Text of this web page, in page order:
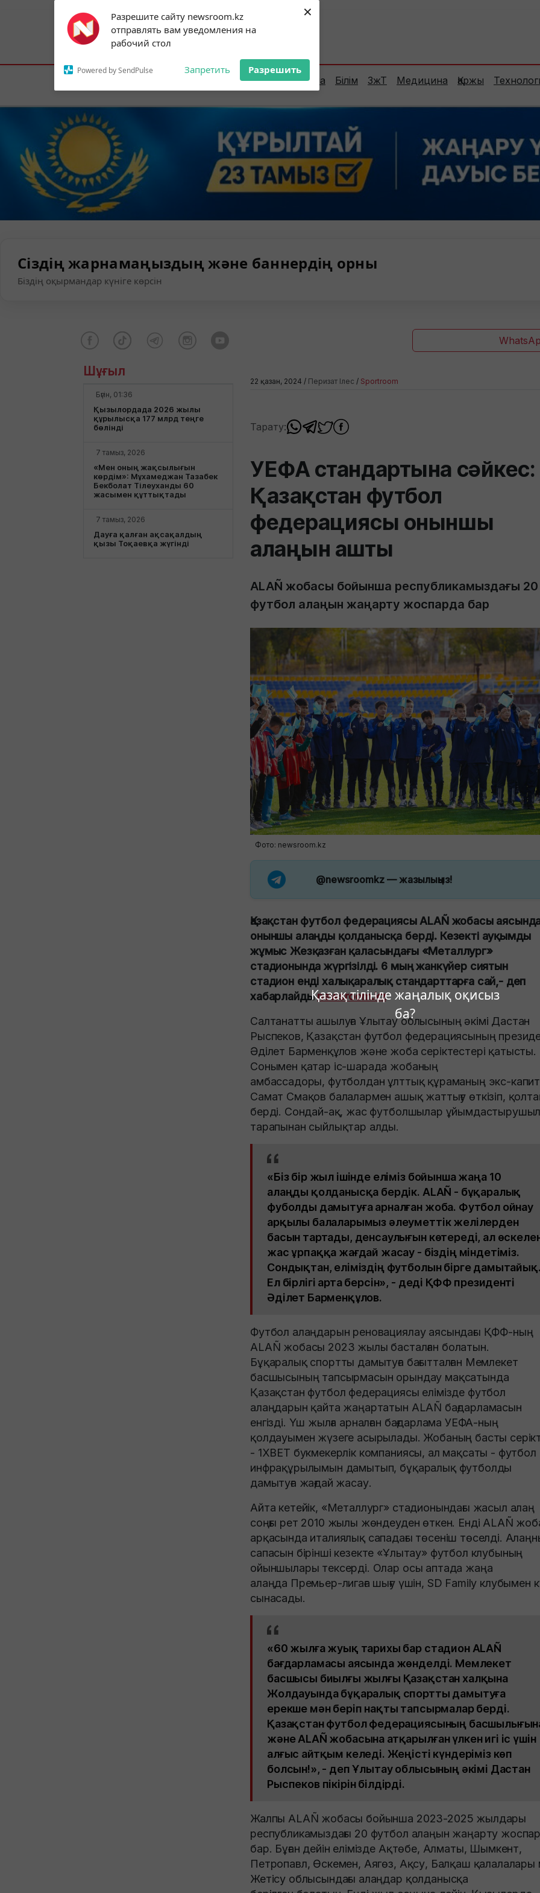
Разрешите сайту newsroom.kz
отправлять вам уведомления на
рабочий стол
Powered by SendPulse Запретить Разрешить
×
Қазақ тілінде жаңалық оқисыз
ба?
Subscribe to our
notifications!
To enable permission prompts, click on
the notification icon
Астана:15°C Алматы:24°C Шымкент:
Елорда Сараптама Білім ЗжТ Медицина Қаржы
Сіздің жарнамаңыздың және баннердің орны
Біздің оқырмандар күніге көрсін
Шұғыл
Бүгін, 01:36
Қызылордада 2026 жылы
құрылысқа 177 млрд теңге
бөлінді
7 тамыз, 2026
«Мен оның жақсылығын
көрдім»: Мұхамеджан Тазабек
Бекболат Тілеуханды 60
жасымен құттықтады
7 тамыз, 2026
Дауға қалған ақсақалдың
қызы Тоқаевқа жүгінді
22 қазан, 2024 / Перизат Ілес / Sportroom
Тарату:
УЕФА стандартына сәйкес:
Қазақстан футбол
федерациясы оныншы
алаңын ашты
ALAÑ жобасы бойынша республикамыздағы 20
футбол алаңын жаңарту жоспарда бар
Фото: newsroom.kz
@newsroomkz— жазылыңыз!
Қазақстан футбол федерациясы ALAÑ жобасы
оныншы алаңды қолданысқа берді. Кезекті ауқымды
жұмыс Жезқазған қаласындағы «Металлург»
стадионында жүргізілді. 6 мың жанкүйер сиятын
стадион енді халықаралық стандарттарға сай,- деп
хабарлайдыnewsroom.kz
Салтанатты ашылуға Ұлытау облысының әкімі Дастан
Рыспеков, Қазақстан футбол федерациясының
Әділет Барменқұлов және жоба серіктестері қатысты.
Сонымен қатар іс-шарада жобаның
амбассадоры, футболдан ұлттық құраманың экс-
Самат Смақов балалармен ашық жаттығу өткізіп,
берді. Сондай-ақ, жас футболшылар
тарапынан сыйлықтар алды.
«Біз бір жыл ішінде еліміз бойынша жаңа 10
алаңды қолданысқа бердік. ALAÑ - бұқаралық
фуболды дамытуға арналған жоба. Футбол ойнау
арқылы балаларымыз әлеуметтік желілерден
басын тартады, денсаулығын көтереді, ал
жас ұрпаққа жағдай жасау - біздің міндетіміз.
Сондықтан, еліміздің футболын бірге дамытайық.
Ел бірлігі арта берсін», - деді ҚФФ президенті
Әділет Барменқұлов.
Футбол алаңдарын реновациялау аясындағы ҚФФ-ның
ALAÑ жобасы 2023 жылы басталған болатын.
Бұқаралық спортты дамытуға бағытталған Мемлекет
басшысының тапсырмасын орындау мақсатында
Қазақстан футбол федерациясы елімізде футбол
алаңдарын қайта жаңартатын ALAÑ бағдарламасын
енгізді. Үш жылға арналған бағдарлама УЕФА-ның
қолдауымен жүзеге асырылады. Жобаның басты
- 1XBET букмекерлік компаниясы, ал мақсаты - футбол
инфрақұрылымын дамытып, бұқаралық футболды
дамытуға жағдай жасау.
Айта кетейік, «Металлург» стадионындағы жасыл алаң
соңғы рет 2010 жылы жөндеуден өткен. Енді ALAÑ
арқасында италиялық сападағы төсеніш төселді.
сапасын бірінші кезекте «Ұлытау» футбол клубының
ойыншылары тексерді. Олар осы аптада жаңа
алаңда Премьер-лигаға шығу үшін, SD Family клубымен
сынасады.
«60 жылға жуық тарихы бар стадион ALAÑ
бағдарламасы аясында жөнделді. Мемлекет
басшысы биылғы жылғы Қазақстан халқына
Жолдауында бұқаралық спортты дамытуға
ерекше мән беріп нақты тапсырмалар берді.
Қазақстан футбол федерациясының
және ALAÑ жобасына атқарылған үлкен игі іс үшін
алғыс айтқым келеді. Жеңісті күндеріміз көп
болсын!», - деп Ұлытау облысының әкімі Дастан
Рыспеков пікірін білдірді.
Жалпы ALAÑ жобасы бойынша 2023-2025 жылдары
республикамыздағы 20 футбол алаңын жаңарту
бар. Бұған дейін елімізде Ақтөбе, Алматы, Шымкент,
Петропавл, Өскемен, Аягөз, Ақсу, Балқаш қалалалары
Жетісу облысындағы алаңдар қолданысқа